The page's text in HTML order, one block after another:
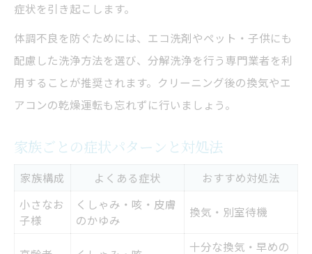
症状を引き起こします。
体調不良を防ぐためには、エコ洗剤やペット・子供にも
配慮した洗浄方法を選び、分解洗浄を行う専門業者を利
用することが推奨されます。クリーニング後の換気やエ
アコンの乾燥運転も忘れずに行いましょう。
家族ごとの症状パターンと対処法
家族構成 よくある症状
おすすめ対処法
小さなお
子様
くしゃみ・咳・皮膚
のかゆみ
換気・別室待機
十分な換気・早めの